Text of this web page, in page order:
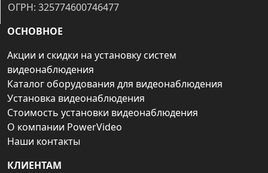
ОГРН: 325774600746477
ОСНОВНОЕ
Акции и скидки на установку систем
видеонаблюдения
Каталог оборудования для видеонаблюдения
Установка видеонаблюдения
Стоимость установки видеонаблюдения
О компании PowerVideo
Наши контакты
КЛИЕНТАМ